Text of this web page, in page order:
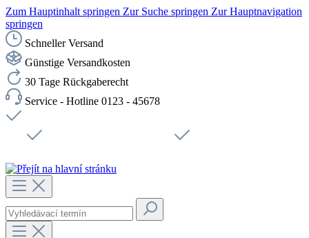
Zum Hauptinhalt springen Zur Suche springen Zur Hauptnavigation
springen
Schneller Versand
Günstige Versandkosten
30 Tage Rückgaberecht
Service - Hotline 0123 - 45678